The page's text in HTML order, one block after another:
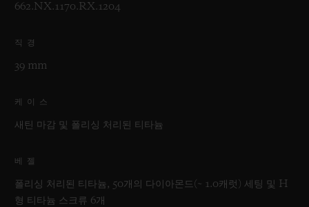
662.NX.1170.RX.1204
직경
39 mm
케이스
새틴 마감 및 폴리싱 처리된 티타늄
베젤
폴리싱 처리된 티타늄, 50개의 다이아몬드(~ 1.0캐럿) 세팅 및 H
형 티타늄 스크류 6개